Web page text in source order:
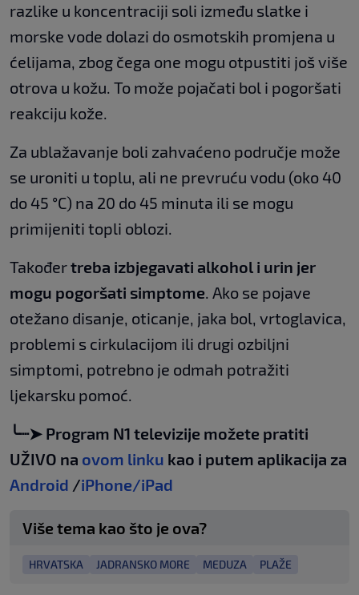
razlike u koncentraciji soli između slatke i
morske vode dolazi do osmotskih promjena u
ćelijama, zbog čega one mogu otpustiti još više
otrova u kožu. To može pojačati bol i pogoršati
reakciju kože.
Za ublažavanje boli zahvaćeno područje može
se uroniti u toplu, ali ne prevruću vodu (oko 40
do 45 °C) na 20 do 45 minuta ili se mogu
primijeniti topli oblozi.
Takođertreba izbjegavati alkohol i urin jer
mogu pogoršati simptome. Ako se pojave
otežano disanje, oticanje, jaka bol, vrtoglavica,
problemi s cirkulacijom ili drugi ozbiljni
simptomi, potrebno je odmah potražiti
ljekarsku pomoć.
╰┈➤ Program N1 televizije možete pratiti
UŽIVO na ovom linku kao i putem aplikacija za
Android /iPhone/iPad
Više tema kao što je ova?
HRVATSKA JADRANSKO MORE MEDUZA PLAŽE